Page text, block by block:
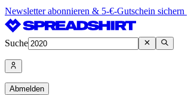
Newsletter abonnieren & 5-€-Gutschein sichern
Suche
Abmelden